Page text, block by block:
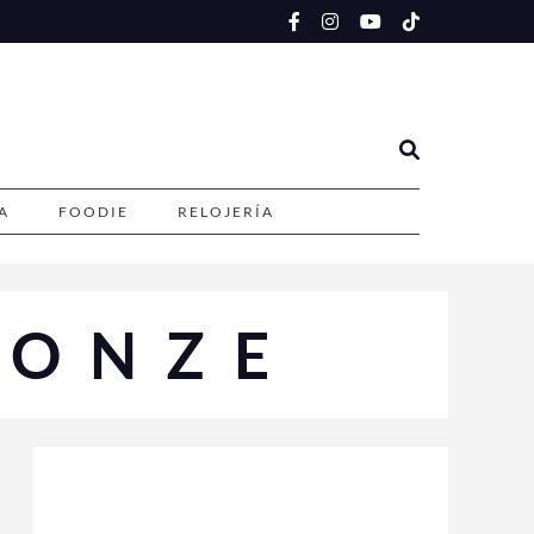
FOODIE RELOJERÍA